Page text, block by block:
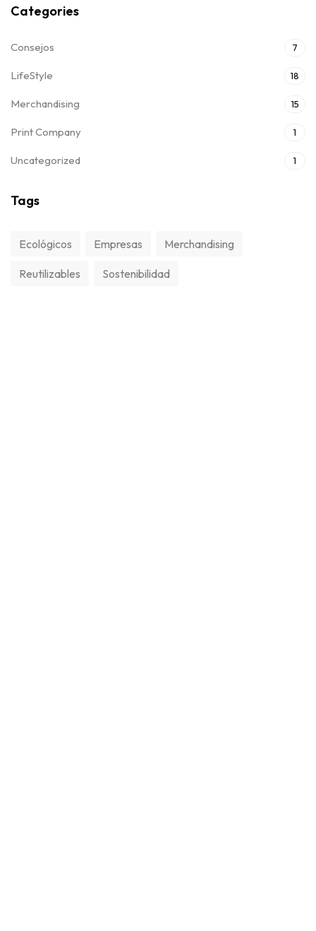
Categories
Consejos 7
LifeStyle 18
Merchandising 15
Print Company 1
Uncategorized 1
Tags
Ecológicos Empresas Merchandising
Reutilizables Sostenibilidad